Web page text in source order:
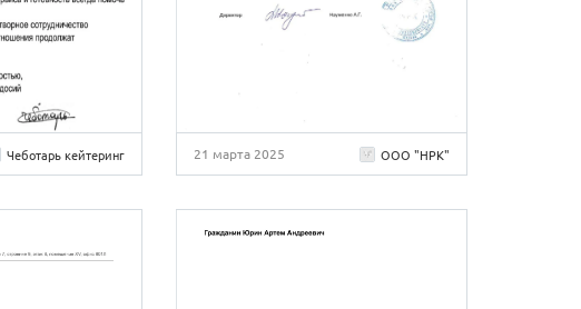
Чеботарь кейтеринг 21 марта 2025 ООО "НРК"